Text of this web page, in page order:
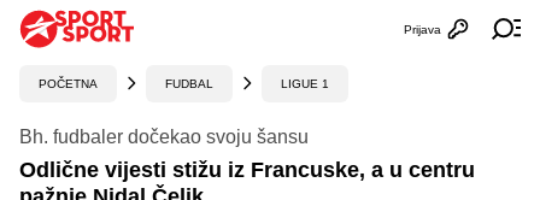
Otvori
Prijava
POČETNA FUDBAL LIGUE 1
Bh. fudbaler dočekao svoju šansu
Odlične vijesti stižu iz Francuske, a u centru